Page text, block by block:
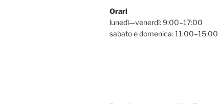
Orari
lunedì—venerdì: 9:00–17:00
sabato e domenica: 11:00–15:00